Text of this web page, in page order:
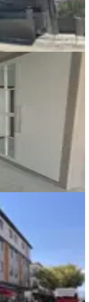
Daire
Mah.yerden
Lüx Daireler
29.07.2026